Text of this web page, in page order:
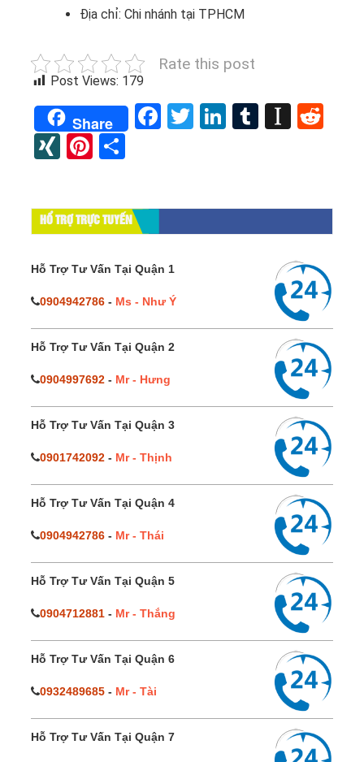
Địa chỉ: Chi nhánh tại TPHCM
Rate this post
Post Views: 179
Share Facebook
TwitterLinkedIn
Tumblr
XINGPinterest
HỔ TRỢ TRỰC TUYẾN
Hỗ Trợ Tư Vấn Tại Quận 1
0904942786 - Ms - Như Ý
Hỗ Trợ Tư Vấn Tại Quận 2
0904997692 - Mr - Hưng
Hỗ Trợ Tư Vấn Tại Quận 3
0901742092 - Mr - Thịnh
Hỗ Trợ Tư Vấn Tại Quận 4
0904942786 - Mr - Thái
Hỗ Trợ Tư Vấn Tại Quận 5
0904712881 - Mr - Thắng
Hỗ Trợ Tư Vấn Tại Quận 6
0932489685 - Mr - Tài
Hỗ Trợ Tư Vấn Tại Quận 7